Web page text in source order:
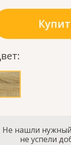
Не нашли
не успели